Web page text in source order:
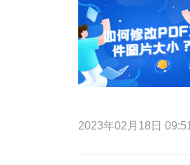
2023年02月18日 09:51